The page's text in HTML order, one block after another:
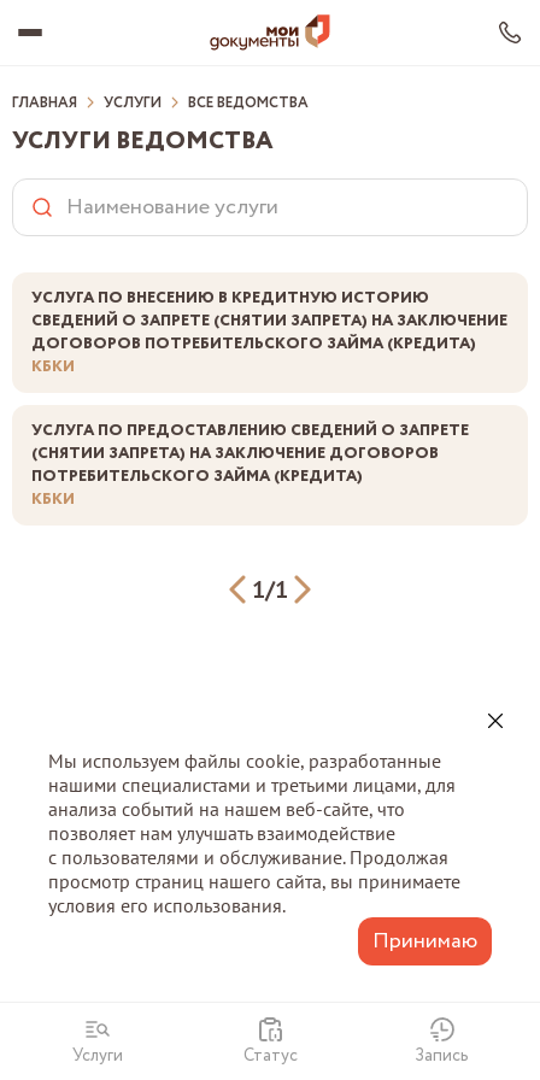
О ЦЕНТРЕ
ОФИСЫ МФЦ
РЦО
ВАКАНСИИ
ДЛЯ ТУРИСТОВ ЧР
НОВОСТИ
Сохранить ВК
ГЛАВНАЯ УСЛУГИ ВСЕ ВЕДОМСТВА
УСЛУГИ ВЕДОМСТВА
УСЛУГА ПО ВНЕСЕНИЮ В КРЕДИТНУЮ ИСТОРИЮ
СВЕДЕНИЙ О ЗАПРЕТЕ (СНЯТИИ ЗАПРЕТА) НА ЗАКЛЮЧЕНИЕ
ДОГОВОРОВ ПОТРЕБИТЕЛЬСКОГО ЗАЙМА (КРЕДИТА)
КБКИ
УСЛУГА ПО ПРЕДОСТАВЛЕНИЮ СВЕДЕНИЙ О ЗАПРЕТЕ
(СНЯТИИ ЗАПРЕТА) НА ЗАКЛЮЧЕНИЕ ДОГОВОРОВ
ПОТРЕБИТЕЛЬСКОГО ЗАЙМА (КРЕДИТА)
КБКИ
1/1
Мы используем файлы cookie, разработанные
нашими специалистами и третьими лицами, для
анализа событий на нашем веб-сайте, что
позволяет нам улучшать взаимодействие
с пользователями и обслуживание. Продолжая
просмотр страниц нашего сайта, вы принимаете
условия его использования.
Принимаю
Услуги Статус Запись